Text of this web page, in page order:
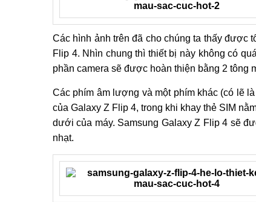
Các hình ảnh trên đã cho chúng ta thấy được
Flip 4. Nhìn chung thì thiết bị này không có
phần camera sẽ được hoàn thiện bằng 2 tông
Các phím âm lượng và một phím khác (có lẽ
của Galaxy Z Flip 4, trong khi khay thẻ SIM
dưới của máy. Samsung Galaxy Z Flip 4 sẽ
nhạt.